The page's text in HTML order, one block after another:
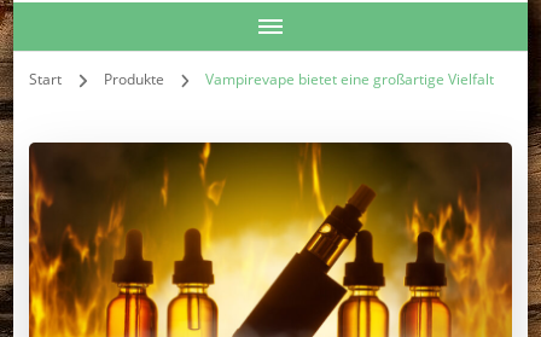
Start Produkte Vampirevape bietet eine großartige Vielfalt